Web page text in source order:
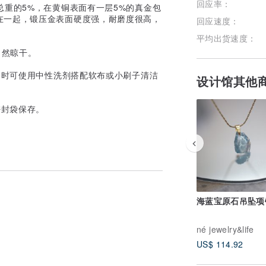
回应率：
回应速度：
平均出货速度：
设计馆其他
海蓝宝原石吊坠
né jewelry&life
US$ 114.92
的5%，在黄铜表面有一层5%的真金包
起，锻压金表面硬度强，耐磨度很高，
晾干。
可使用中性洗剂搭配软布或小刷子清洁
袋保存。